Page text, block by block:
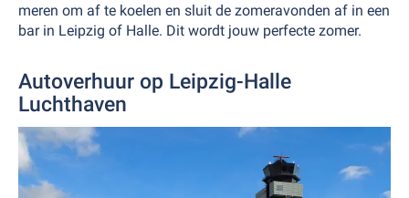
meren om af te koelen en sluit de zomeravonden af in een
bar in Leipzig of Halle. Dit wordt jouw perfecte zomer.
Autoverhuur op Leipzig-Halle
Luchthaven